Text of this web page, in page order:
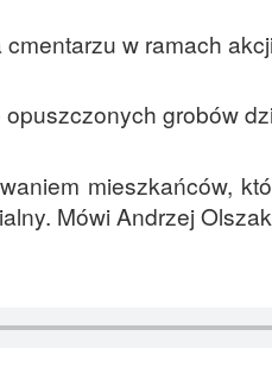
w ramach
grobów
mieszkańców,
Mówi Andrzej